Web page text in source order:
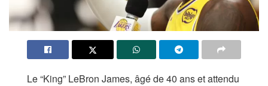
Le “King” LeBron James, âgé de 40 ans et attendu